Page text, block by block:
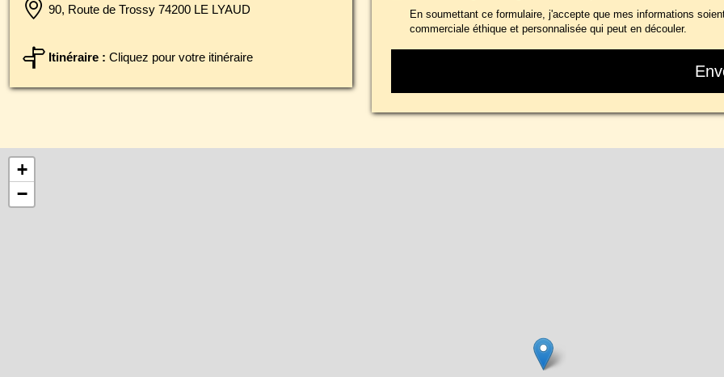
90, Route de Trossy 74200 LE LYAUD
Itinéraire : Cliquez pour votre itinéraire
En soumettant ce formulaire, j'accepte que mes informations
commerciale éthique et personnalisée qui peut en découler.
+
−